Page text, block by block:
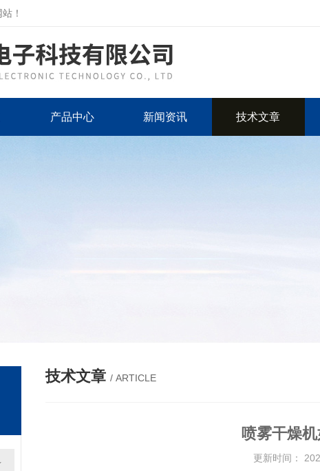
！
产品中心 新闻资讯 技术文章
技术文章 / ARTICLE
喷雾干燥
更新时间：